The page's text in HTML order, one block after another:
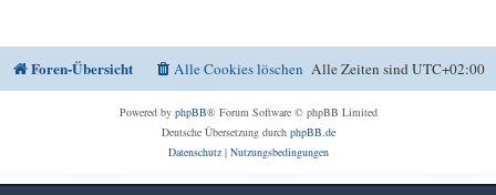
Foren-Übersicht Alle Zeiten sindUTC+02:00
Alle Cookies löschen
Powered by phpBB® Forum Software © phpBB Limited
Deutsche Übersetzung durch phpBB.de
Datenschutz| Nutzungsbedingungen